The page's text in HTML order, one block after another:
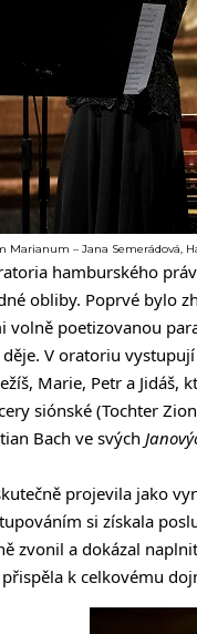
Marianum – Jana Semerádová,
hamburského
obliby. Poprvé bylo
volně poetizovanou
V oratoriu
Marie, Petr a
siónské (Tochter
Bach ve svých
projevila jako
si získala
zvonil a dokázal
k celkovému